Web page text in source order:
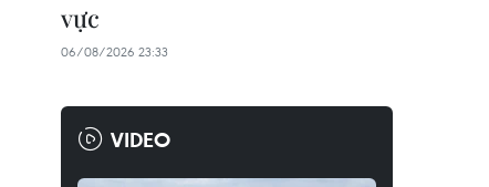
vực
06/08/2026 23:33
VIDEO